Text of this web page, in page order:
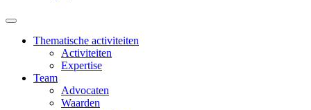
Thematische activiteiten
Activiteiten
Expertise
Team
Advocaten
Waarden